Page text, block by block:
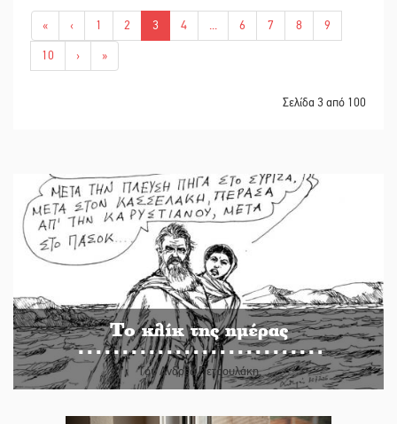
« ‹ 1 2 3 4 ... 6 7 8
9
10
› »
Σελίδα 3 από 100
Το κλίκ της ημέρας
Του Ανδρέα Πετρουλάκη